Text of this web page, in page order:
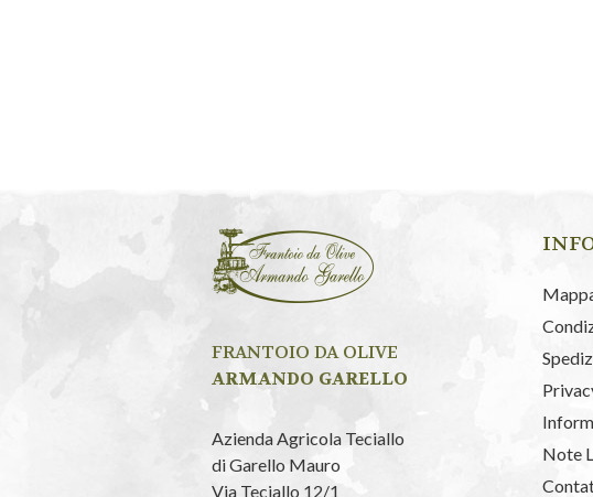
FRANTOIO DA OLIVE
ARMANDO GARELLO
Azienda Agricola Teciallo
di Garello Mauro
Via Teciallo 12/1
Note